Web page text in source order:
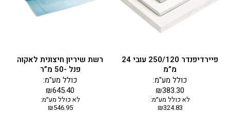
פיירדיפנדר 250/120 עובי 24
מ”מ
₪383.30
כולל מע"מ:
לא כולל מע״מ:
₪324.83
רשת שיריון חיצונית לאקוה
פנל -50 מ”ר
₪645.40
כולל מע"מ:
לא כולל מע״מ:
₪546.95